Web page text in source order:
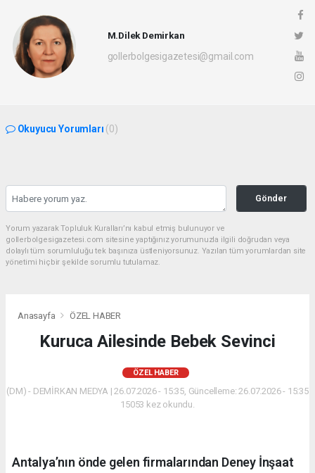
M.Dilek Demirkan
gollerbolgesigazetesi@gmail.com
Okuyucu Yorumları (0)
Gönder
Yorum yazarak Topluluk Kuralları’nı kabul etmiş bulunuyor ve
gollerbolgesigazetesi.com sitesine yaptığınız yorumunuzla ilgili doğrudan veya
dolaylı tüm sorumluluğu tek başınıza üstleniyorsunuz. Yazılan tüm yorumlardan site
yönetimi hiçbir şekilde sorumlu tutulamaz.
Anasayfa ÖZEL HABER
Kuruca Ailesinde Bebek Sevinci
ÖZEL HABER
(DM) - DEMİRKAN MEDYA | 26.07.2026 - 15:35, Güncelleme: 26.07.2026 - 15:35
15053 kez okundu.
Antalya’nın önde gelen firmalarından Deney İnşaat